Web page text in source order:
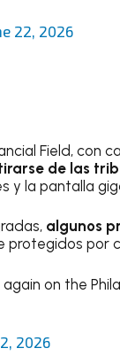
22, 2026
Field, con
de las
y la pantalla
algunos
protegidos por
on the
2026